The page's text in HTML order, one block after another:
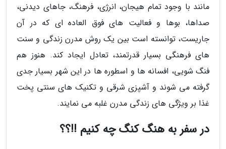
مانند با وجود تمام هیجان، انرژی، فرهنگ، جاهای دیدنی،
صداها، بوها و فعالیت های فوق العاده ای که در آن
جاریست، توانسته است بین یک روش مدرن زندگی و سنت
های فرهنگی بسیار قدرتمند، تعادل ایجاد کند. هنوز هم
فنگ شویی، افسانه ها و اسطوره ها در این شهر بسیار جدی
گرفته می شوند و آشپزی شرقی و تکنیک های سنتی پخت
غذا بر ویژگی های زندگی مدرن غلبه می نمایند.
در سفر به هنگ کنگ چه کنیم !!؟؟